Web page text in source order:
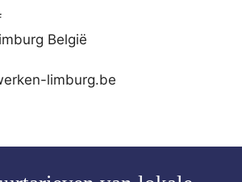
België
limburg.be